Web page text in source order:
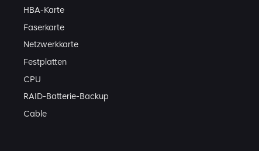
HBA-Karte
Faserkarte
Netzwerkkarte
Festplatten
CPU
RAID-Batterie-Backup
Cable